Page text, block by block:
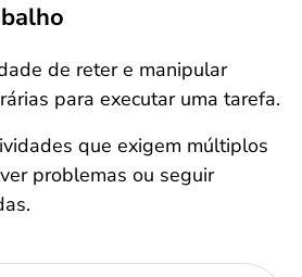
de reter e manipular
para executar uma tarefa.
que exigem múltiplos
problemas ou seguir